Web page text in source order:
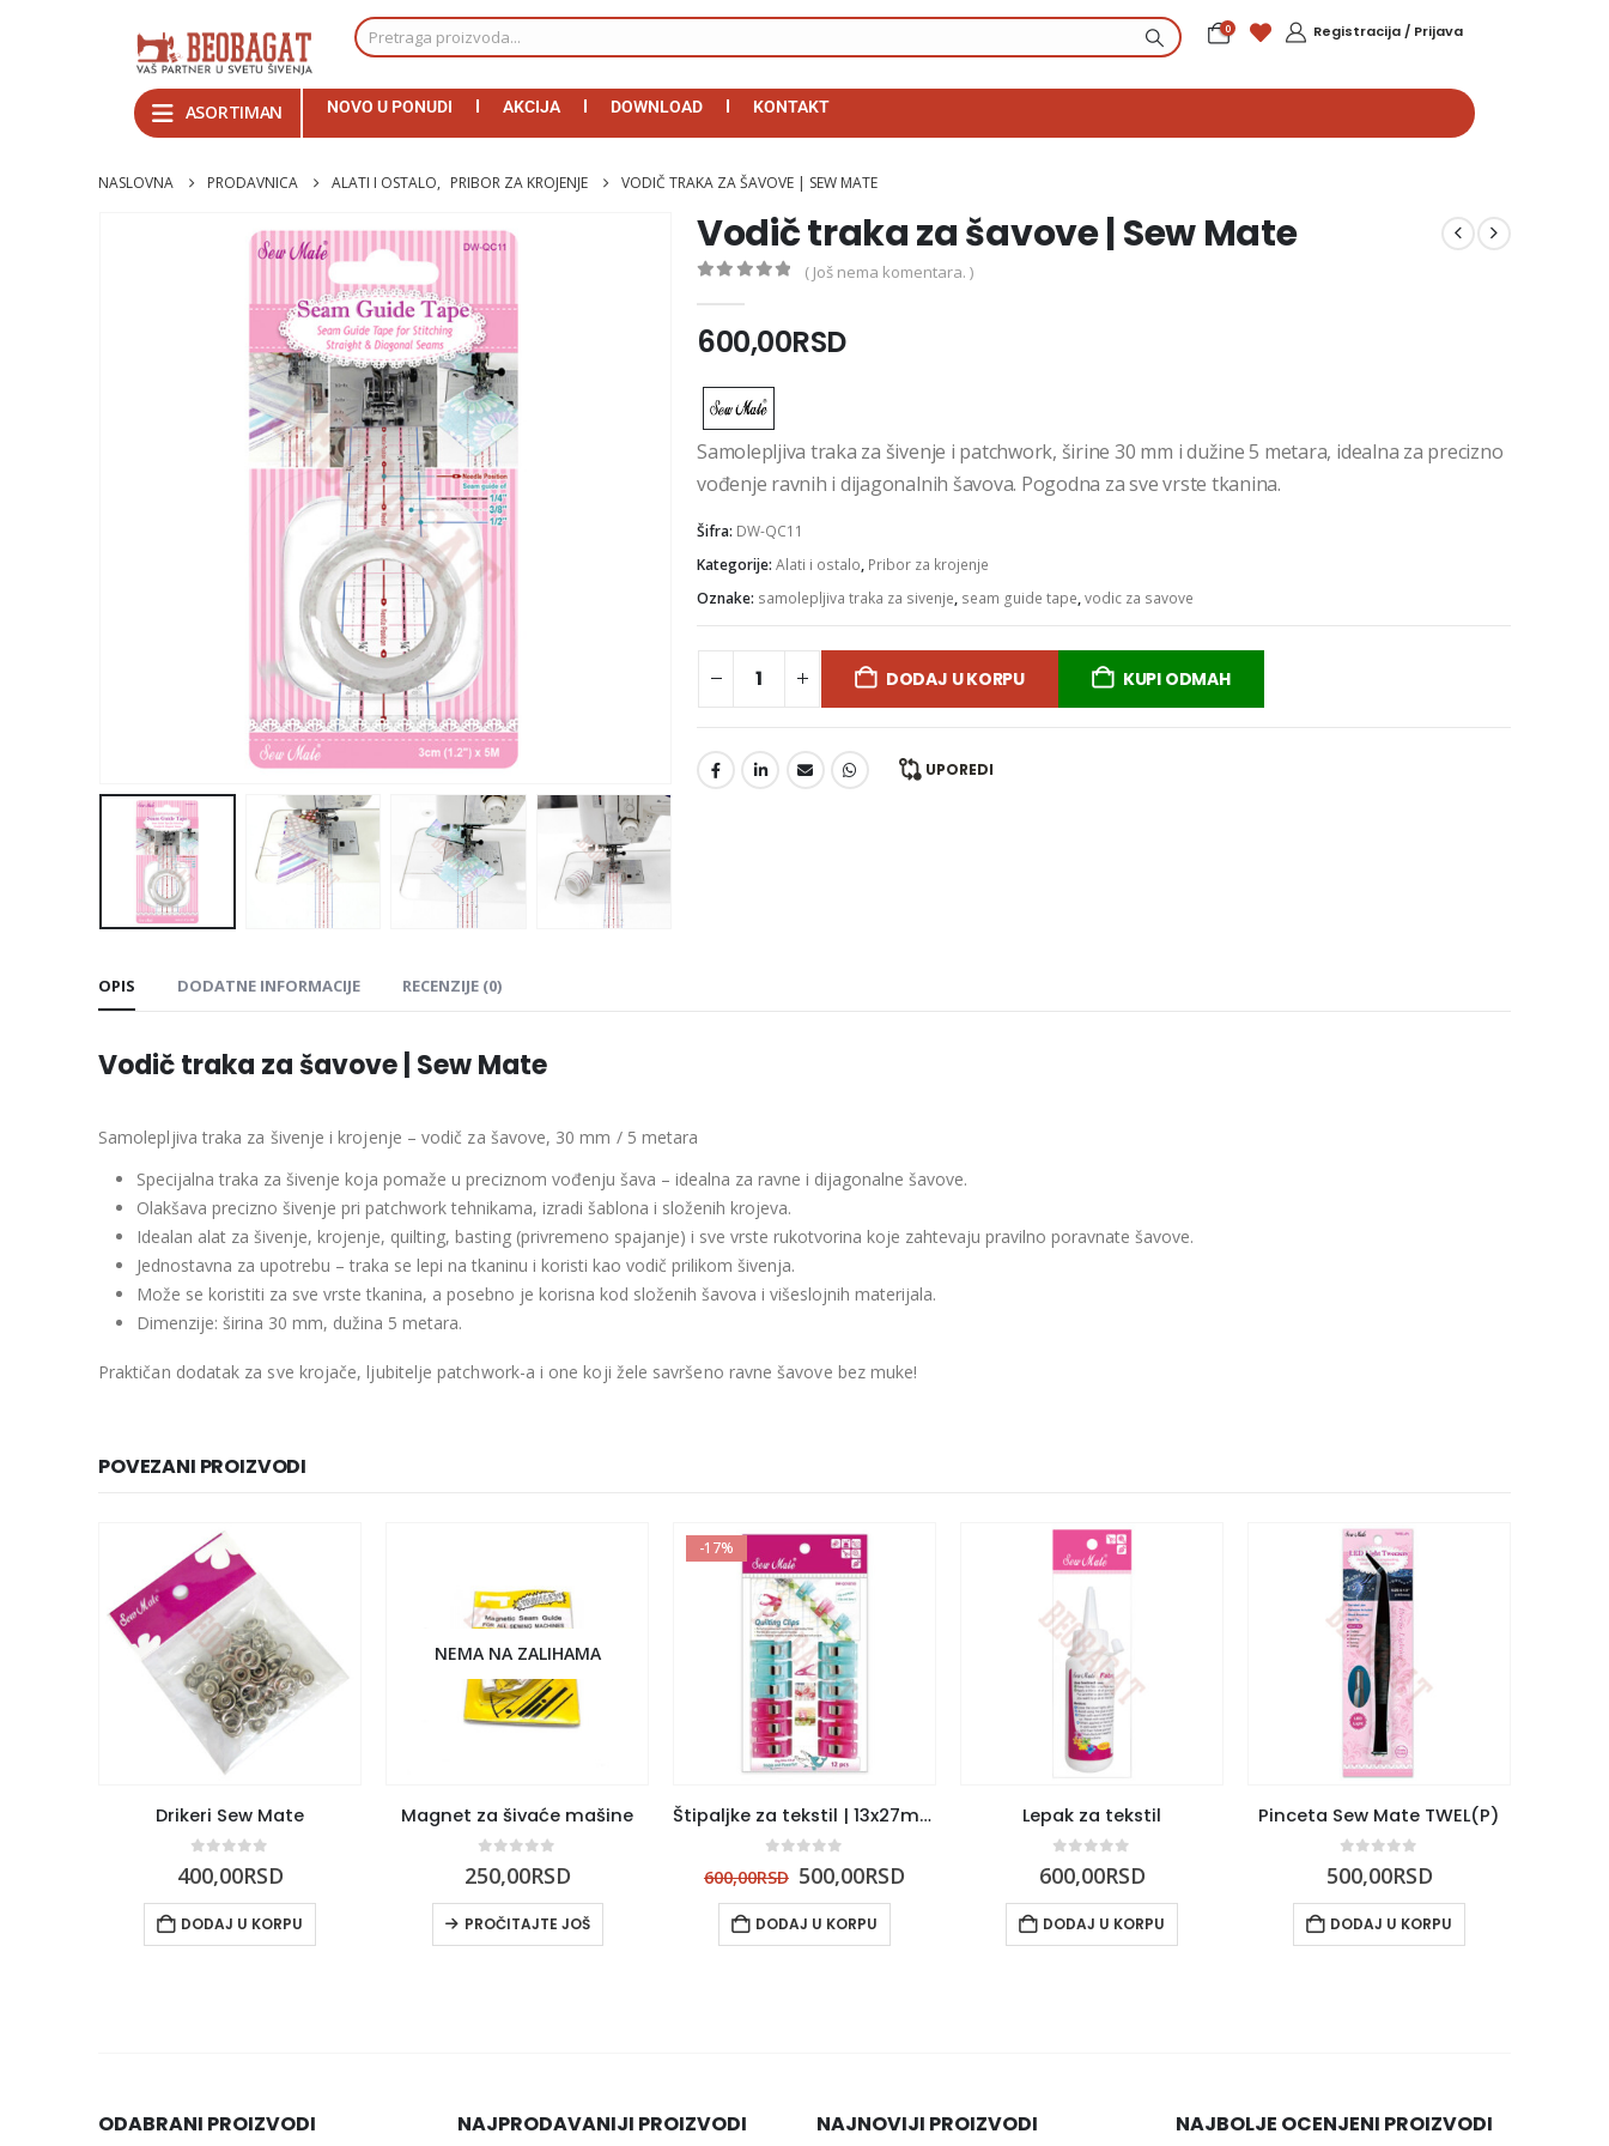
0 Registracija / Prijava
ASORTIMAN NOVO U PONUDI AKCIJA DOWNLOAD KONTAKT
NASLOVNA PRODAVNICA ALATI I OSTALO, PRIBOR ZA KROJENJE VODIČ TRAKA ZA ŠAVOVE | SEW MATE
Vodič traka za šavove | Sew Mate
( Još nema komentara. )
600,00RSD
Samolepljiva traka za šivenje i patchwork, širine 30 mm i dužine 5 metara, idealna za precizno
vođenje ravnih i dijagonalnih šavova. Pogodna za sve vrste tkanina.
Šifra: DW-QC11
Kategorije: Alati i ostalo, Pribor za krojenje
Oznake: samolepljiva traka za sivenje, seam guide tape,vodic za savove
DODAJ U KORPU KUPI ODMAH
UPOREDI
OPIS DODATNE INFORMACIJE RECENZIJE (0)
Vodič traka za šavove | Sew Mate
Samolepljiva traka za šivenje i krojenje – vodič za šavove, 30 mm / 5 metara
Specijalna traka za šivenje koja pomaže u preciznom vođenju šava – idealna za ravne i dijagonalne šavove.
Olakšava precizno šivenje pri patchwork tehnikama, izradi šablona i složenih krojeva.
Idealan alat za šivenje, krojenje, quilting, basting (privremeno spajanje) i sve vrste rukotvorina koje zahtevaju pravilno poravnate šavove.
Jednostavna za upotrebu – traka se lepi na tkaninu i koristi kao vodič prilikom šivenja.
Može se koristiti za sve vrste tkanina, a posebno je korisna kod složenih šavova i višeslojnih materijala.
Dimenzije: širina 30 mm, dužina 5 metara.
Praktičan dodatak za sve krojače, ljubitelje patchwork-a i one koji žele savršeno ravne šavove bez muke!
POVEZANI PROIZVODI
Drikeri Sew Mate
400,00RSD
DODAJ U KORPU
NEMA NA ZALIHAMA
Magnet za šivaće mašine
250,00RSD
PROČITAJTE JOŠ
-17%
Štipaljke za tekstil | 13x27mmx15mm
600,00RSD 500,00RSD
DODAJ U KORPU
Lepak za tekstil
600,00RSD
DODAJ U KORPU
Pinceta Sew Mate TWEL(P)
500,00RSD
DODAJ U KORPU
ODABRANI PROIZVODI NAJPRODAVANIJI PROIZVODI NAJNOVIJI PROIZVODI NAJBOLJE OCENJENI PROIZVODI